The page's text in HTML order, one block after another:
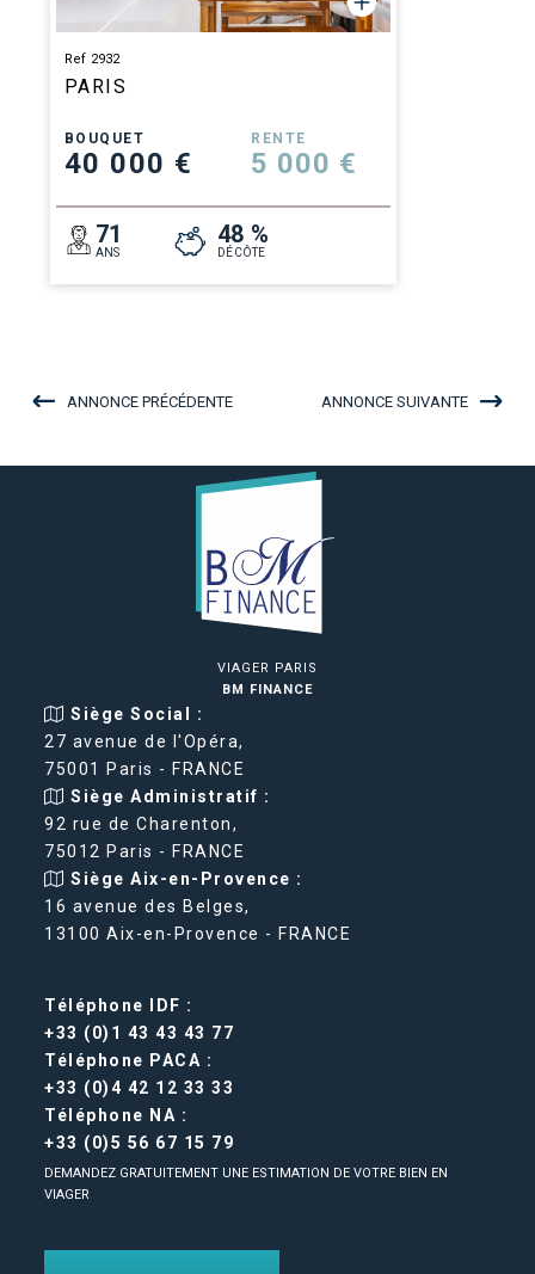
Ref 2932
PARIS
BOUQUET
40 000 €
RENTE
5 000 €
71
ANS
48 %
DÉCÔTE
ANNONCE PRÉCÉDENTE ANNONCE SUIVANTE
VIAGER PARIS
BM FINANCE
Siège Social :
27 avenue de l'Opéra,
75001 Paris - FRANCE
Siège Administratif :
92 rue de Charenton,
75012 Paris - FRANCE
Siège Aix-en-Provence :
16 avenue des Belges,
13100 Aix-en-Provence - FRANCE
Téléphone IDF :
+33 (0)1 43 43 43 77
Téléphone PACA :
+33 (0)4 42 12 33 33
Téléphone NA :
+33 (0)5 56 67 15 79
DEMANDEZ GRATUITEMENT UNE ESTIMATION DE VOTRE BIEN EN
VIAGER